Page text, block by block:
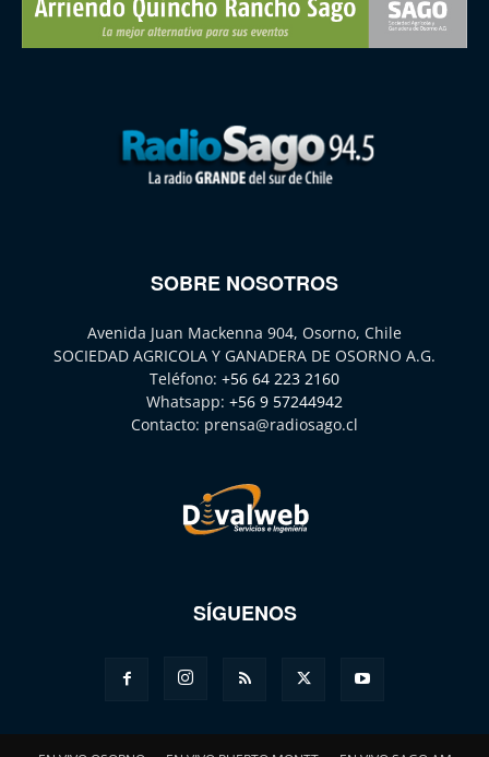
SOBRE NOSOTROS
Avenida Juan Mackenna 904, Osorno, Chile
SOCIEDAD AGRICOLA Y GANADERA DE OSORNO A.G.
Teléfono: +56 64 223 2160
Whatsapp: +56 9 57244942
Contacto: prensa@radiosago.cl
SÍGUENOS